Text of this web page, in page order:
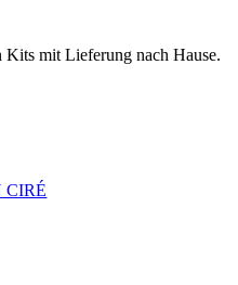
Kits mit Lieferung nach Hause.
CIRÉ